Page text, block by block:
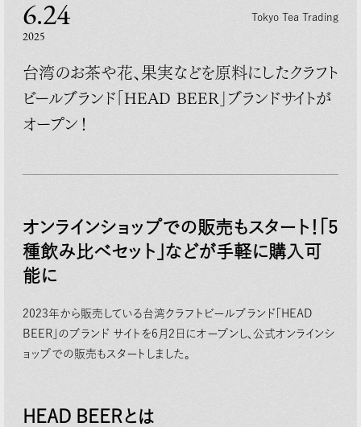
6.24
2025
Tokyo Tea Trading
台湾のお茶や花、果実などを原料にしたクラフト
ビールブランド「HEAD BEER」ブランドサイトが
オープン！
オンラインショップでの販売もスタート！「5
種飲み⽐べセット」などが⼿軽に購⼊可
能に
2023年から販売している台湾クラフトビールブランド「HEAD
BEER」のブランド サイトを6⽉2⽇にオープンし、公式オンラインシ
ョップでの販売もスタートしました。
HEAD BEERとは